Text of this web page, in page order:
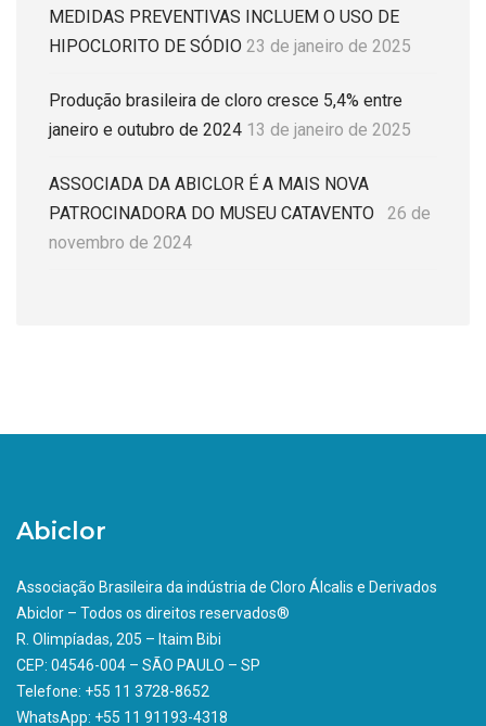
MEDIDAS PREVENTIVAS INCLUEM O USO DE
HIPOCLORITO DE SÓDIO 23 de janeiro de 2025
Produção brasileira de cloro cresce 5,4% entre
janeiro e outubro de 2024 13 de janeiro de 2025
ASSOCIADA DA ABICLOR É A MAIS NOVA
PATROCINADORA DO MUSEU CATAVENTO
26 de
novembro de 2024
Abiclor
Associação Brasileira da indústria de Cloro Álcalis e Derivados
Abiclor – Todos os direitos reservados®
R. Olimpíadas, 205 – Itaim Bibi
CEP: 04546-004 – SÃO PAULO – SP
Telefone: +55 11 3728-8652
WhatsApp: +55 11 91193-4318